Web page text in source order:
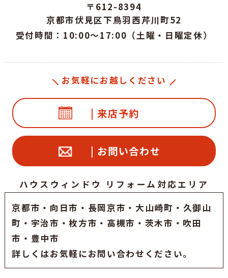
〒612-8394
京都市伏見区下鳥羽西芹川町52
受付時間：10:00～17:00（土曜・日曜定休）
お気軽にお越しください
| 来店予約
| お問い合わせ
ハウスウィンドウ リフォーム対応エリア
京都市 ・ 向日市 ・ 長岡京市 ・大山崎町・久御山
町・ 宇治市 ・枚方市・高槻市・茨木市・吹田
市・豊中市
詳しくはお気軽にお問い合わせください。